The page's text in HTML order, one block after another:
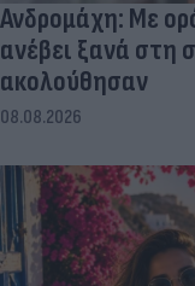
Ανδρομάχη: Με
ανέβει ξανά στη
ακολούθησαν
08.08.2026